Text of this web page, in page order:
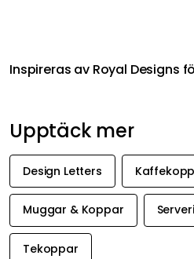
Inspireras av Royal Designs
Upptäck mer
Design Letters
Muggar & Koppar
Tekoppar